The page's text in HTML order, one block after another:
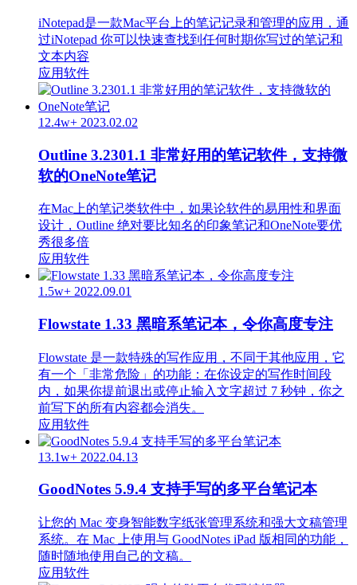
iNotepad是一款Mac平台上的笔记记录和管理的应用，通
过iNotepad 你可以快速查找到任何时期你写过的笔记和
文本内容
应用软件
12.4w+ 2023.02.02
Outline 3.2301.1 非常好用的笔记软件，支持微
软的OneNote笔记
在Mac上的笔记类软件中，如果论软件的易用性和界面
设计，Outline 绝对要比知名的印象笔记和OneNote要优
秀很多倍
应用软件
1.5w+ 2022.09.01
Flowstate 1.33 黑暗系笔记本，令你高度专注
Flowstate 是一款特殊的写作应用，不同于其他应用，它
有一个「非常危险」的功能：在你设定的写作时间段
内，如果你提前退出或停止输入文字超过 7 秒钟，你之
前写下的所有内容都会消失。
应用软件
13.1w+ 2022.04.13
GoodNotes 5.9.4 支持手写的多平台笔记本
让您的 Mac 变身智能数字纸张管理系统和强大文稿管理
系统。在 Mac 上使用与 GoodNotes iPad 版相同的功能，
随时随地使用自己的文稿。
应用软件